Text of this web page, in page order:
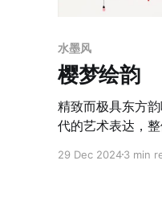
水墨风
樱梦绘韵
精致而极具东方
代的艺术表达，
且略带梦幻的视
29 Dec 20243 min